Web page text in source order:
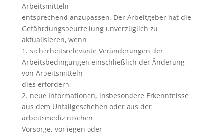
Arbeitsmitteln
entsprechend anzupassen. Der Arbeitgeber hat die
Gefährdungsbeurteilung unverzüglich zu
aktualisieren, wenn
1. sicherheitsrelevante Veränderungen der
Arbeitsbedingungen einschließlich der Änderung
von Arbeitsmitteln
dies erfordern,
2. neue Informationen, insbesondere Erkenntnisse
aus dem Unfallgeschehen oder aus der
arbeitsmedizinischen
Vorsorge, vorliegen oder